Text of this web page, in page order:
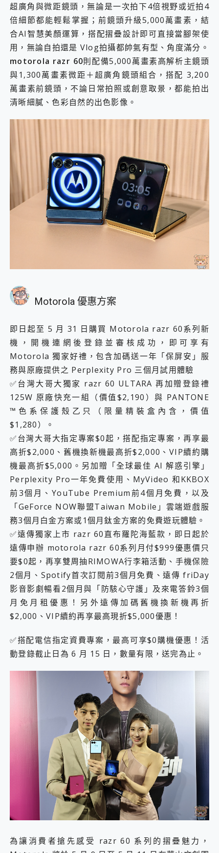
超廣角與微距鏡頭，無論是一次拍下4倍視野或近拍4
倍細節都能輕鬆掌握；前鏡頭升級5,000萬畫素，結
合AI智慧美顏運算，搭配摺疊設計即可直接當腳架使
用，無論自拍還是 Vlog拍攝都帥氣有型、角度滿分。
motorola razr 60則配備5,000萬畫素高解析主鏡頭
與1,300萬畫素微距＋超廣角鏡頭組合，搭配 3,200
萬畫素前鏡頭，不論日常拍照或創意取景，都能拍出
清晰細膩、色彩自然的出色影像。
Motorola 優惠方案
即日起至 5 月 31 日購買 Motorola razr 60系列新
機，開機連網後登錄並審核成功，即可享有
Motorola 獨家好禮，包含加碼送一年「保屏安」服
務與原廠提供之 Perplexity Pro 三個月試用體驗
✅台灣大哥大獨家 razr 60 ULTARA 再加贈登錄禮
125W 原廠快充一組（價值$2,190）與 PANTONE
™色系保護殼乙只（限量精裝盒內含，價值
$1,280）。
✅台灣大哥大指定專案$0起，搭配指定專案，再享最
高折$2,000、舊機換新機最高折$2,000、VIP續約購
機最高折$5,000。另加贈「全球最佳 AI 解惑引擎」
Perplexity Pro一年免費使用、MyVideo 和KKBOX
前3個月、YouTube Premium前4個月免費，以及
「GeForce NOW聯盟Taiwan Mobile」雲端遊戲服
務3個月白金方案或1個月鈦金方案的免費遊玩體驗。
✅遠傳獨家上市 razr 60直布羅陀海藍款，即日起於
遠傳申辦 motorola razr 60系列月付$999優惠價只
要$0起，再享雙周抽RIMOWA行李箱活動、手機保險
2個月、Spotify首次訂閱前3個月免費、遠傳 friDay
影音影劇暢看2個月與「防駭心守護」及來電答鈴3個
月免月租優惠！另外遠傳加碼舊機換新機再折
$2,000、VIP續約再享最高現折$5,000優惠！
✅搭配電信指定資費專案，最高可享$0購機優惠！活
動登錄截止日為 6 月 15 日，數量有限，送完為止。
為讓消費者搶先感受 razr 60 系列的摺疊魅力，